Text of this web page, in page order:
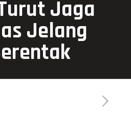
Jaga
Jelang